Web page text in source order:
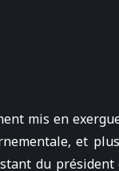
mis en
et
du